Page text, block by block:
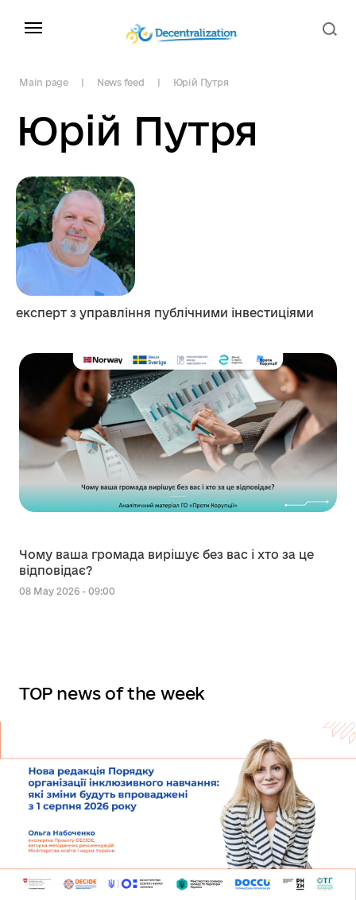
Main page News feed Юрій Путря
Юрій Путря
експерт з управління публічними інвестиціями
Чому ваша громада вирішує без вас і хто за це
відповідає?
08 May 2026 - 09:00
TOP news of the week